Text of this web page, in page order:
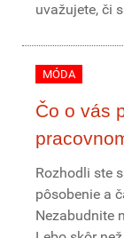
uvažujete, či
MÓDA
Čo o vás
Rozhodli ste
pôsobenie a
Nezabudnite